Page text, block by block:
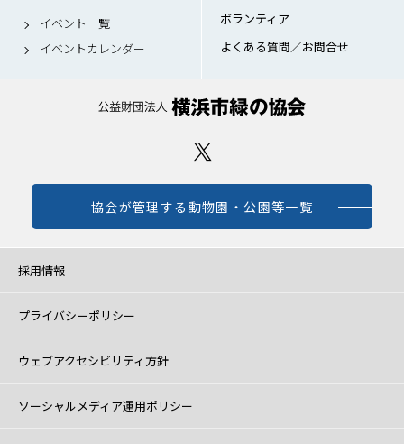
イベント一覧
イベントカレンダー
ボランティア
よくある質問／お問合せ
協会が管理する動物園・公園等一覧
採用情報
プライバシーポリシー
ウェブアクセシビリティ方針
ソーシャルメディア運用ポリシー